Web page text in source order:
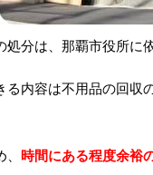
処分は、那覇市役所に
る内容は不用品の回収
時間にある程度余裕